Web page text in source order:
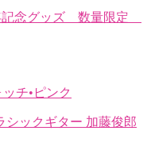
記念グッズ 数量限定
チ•ピンク
シックギター 加藤俊郎